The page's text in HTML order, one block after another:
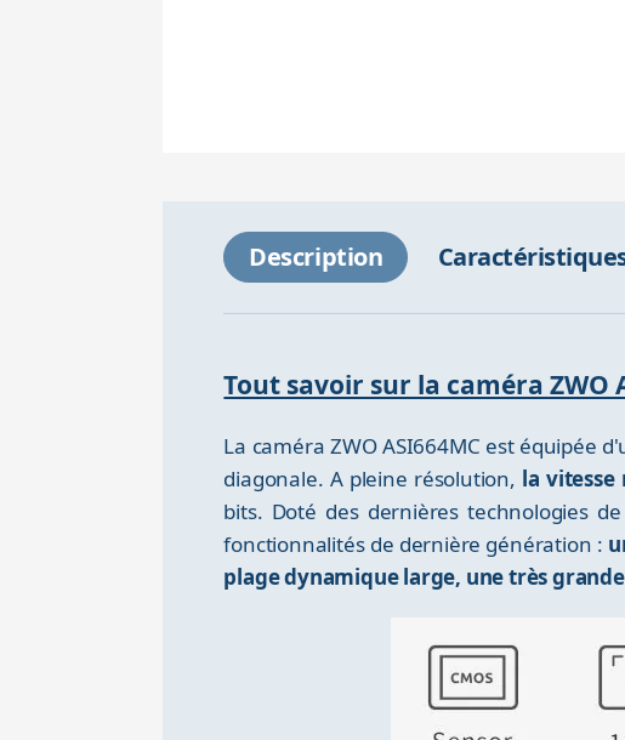
Description
Tout savoir sur la caméra ZWO
La caméra ZWO ASI664MC est équipée
diagonale. A pleine résolution, la
bits. Doté des dernières technologies
fonctionnalités de dernière génération :
plage dynamique large, une très